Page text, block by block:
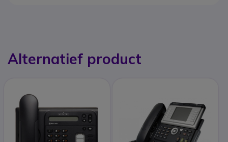
Alternatief product